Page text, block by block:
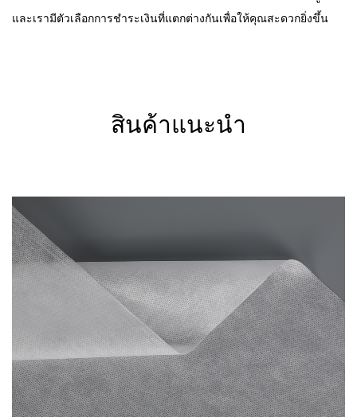
และเรามีตัวเลือกการชำระเงินที่แตกต่างกันเพื่อให้คุณสะดวกยิ่งขึ้น
สินค้าแนะนำ